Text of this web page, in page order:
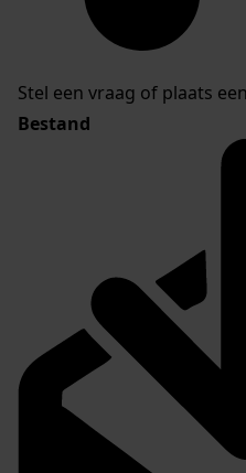
Stel een vraag of plaats
Bestand